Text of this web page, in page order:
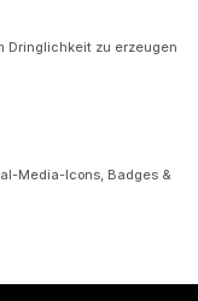
Dringlichkeit zu erzeugen
Media-Icons, Badges &